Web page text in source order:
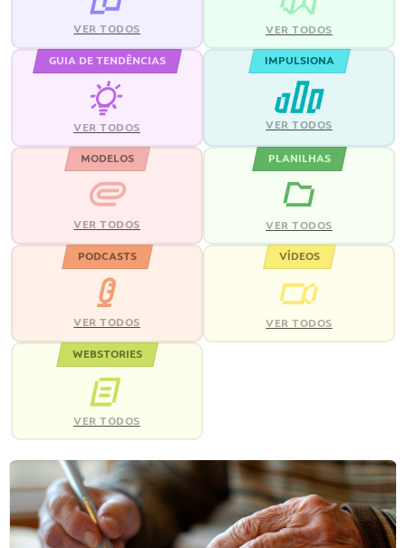
VER TODOS VER TODOS
GUIA DE TENDÊNCIAS
VER TODOS
IMPULSIONA
VER TODOS
MODELOS
VER TODOS
PLANILHAS
VER TODOS
PODCASTS
VER TODOS
VÍDEOS
VER TODOS
WEBSTORIES
VER TODOS